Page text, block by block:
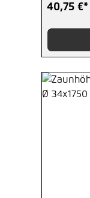
40,75 €*